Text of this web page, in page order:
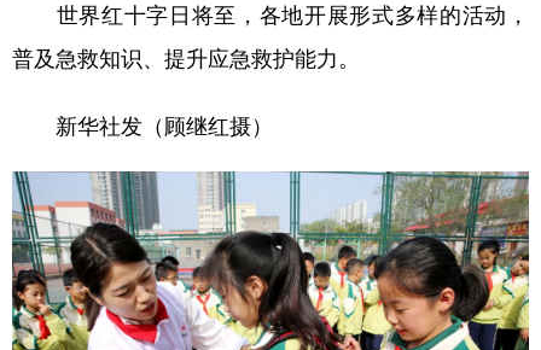
世界红十字日将至，各地开展形式多样的活动，
普及急救知识、提升应急救护能力。
新华社发（顾继红摄）